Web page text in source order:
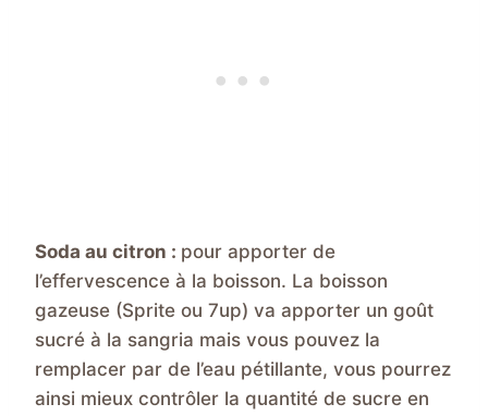
Soda au citron : pour apporter de
l’effervescence à la boisson. La boisson
gazeuse (Sprite ou 7up) va apporter un goût
sucré à la sangria mais vous pouvez la
remplacer par de l’eau pétillante, vous pourrez
ainsi mieux contrôler la quantité de sucre en